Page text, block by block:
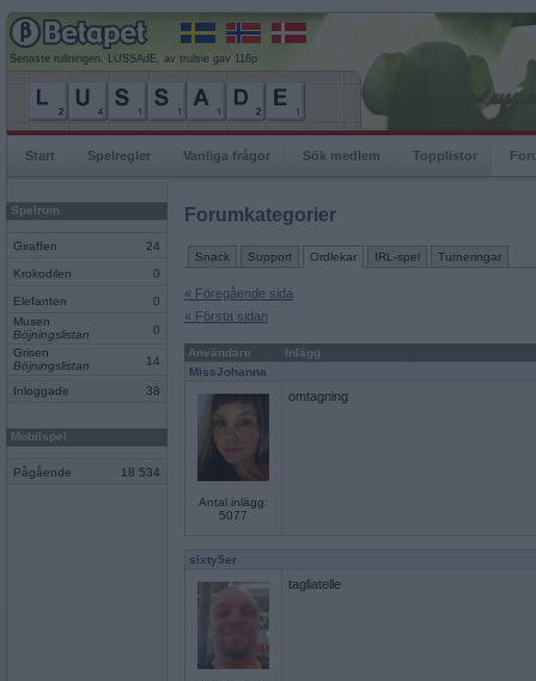
Senaste rullningen, LUSSAdE, av trulsie gav 118p
Start Spelregler Vanliga frågor Sök medlem Topplistor
Spelrum
Giraffen 24
Krokodilen 0
Elefanten
0
Musen
Böjningslistan
0
Grisen
Böjningslistan
14
Inloggade 38
Mobilspel
Pågående 18 534
Forumkategorier
Snack Support Ordlekar IRL-spel Turneringar
« Föregående sida
« Första sidan
Användare
Inlägg
MissJohanna
Antal inlägg:
5077
omtagning
sixty5er
tagliatelle